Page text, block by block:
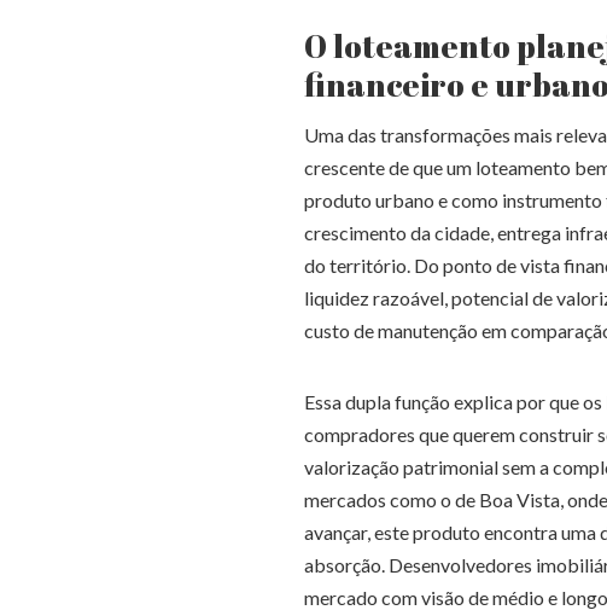
O loteamento
financeiro e
Uma das transformações mais
crescente de que um loteamento
produto urbano e como
crescimento da cidade, entrega
do território. Do ponto de vista
liquidez razoável, potencial de
custo de manutenção em
Essa dupla função explica por que
compradores que querem construir
valorização patrimonial sem a
mercados como o de Boa Vista,
avançar, este produto encontra
absorção. Desenvolvedores
mercado com visão de médio e